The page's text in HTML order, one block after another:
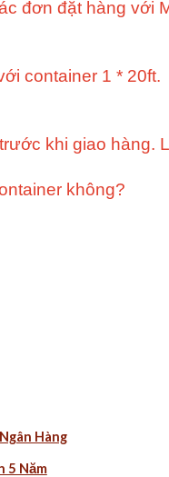
đơn đặt hàng với
container 1 * 20ft.
khi giao hàng.
không?
Hàng
5 Năm